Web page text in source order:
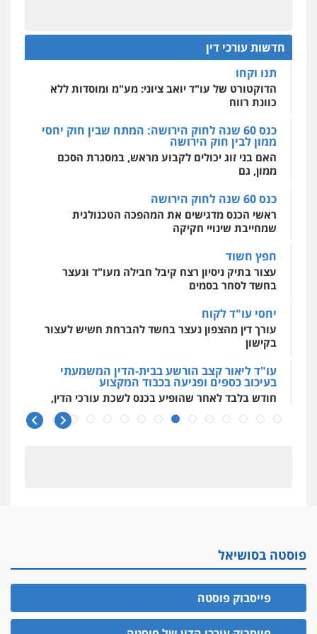
אחסון אתרים
מקצועיים לעורכי דין
מרכז התחלה חדשה
אסירים עבירות מין שירותים מקצועיים
לעורכי דין
חדשות עורכי דין
כנס תביעות ייצוגיות: הדילמה בין זכויות צרכנים
להגנה על עסקים קטנים
תנו וקחו
הדוקטורט של עו"ד יואב ציוני: מע"מ ומוסדות ללא
כוונת רווח
כנס 60 שנה לחוק הירושה: המתח שבין חוק יחסי
ממון לבין חוק הירושה
האם בני זוג יכולים לקבוע מראש, במסגרת הסכם
ממון, גם
כנס 60 שנה לחוק הירושה
ראשי הכנס מדגישים את המהפכה הטכנולגית
שמחייבת שינויי חקיקה
חפץ חשוד
עצור בתיק ניסיון רצח קיבל חבילה מעו"ד ונעצר
בחשד לסחר בסמים
יחסי עו"ד לקוח
עורך דין מהצפון נעצר בחשד להברחת חשיש לעצור
בקישון
עו"ד ליאור קצב הורשע בבית-הדין המשמעתי
בעיכוב כספים ופגיעה בכבוד המקצוע
חודש בלבד לאחר שהופיע בכנס לשכת עורכי הדין,
קצב הורשע
אלה המינויים
הוועדה לבחירת שופטים בחרה 26 שופטים ורשמים
נוספים
ראו הוזהרתם
הפרקליטות מקדמת הפללת עורכי דין "קונסילייריז"
פוסטה בסושיאל
פייסבוק פוסטה